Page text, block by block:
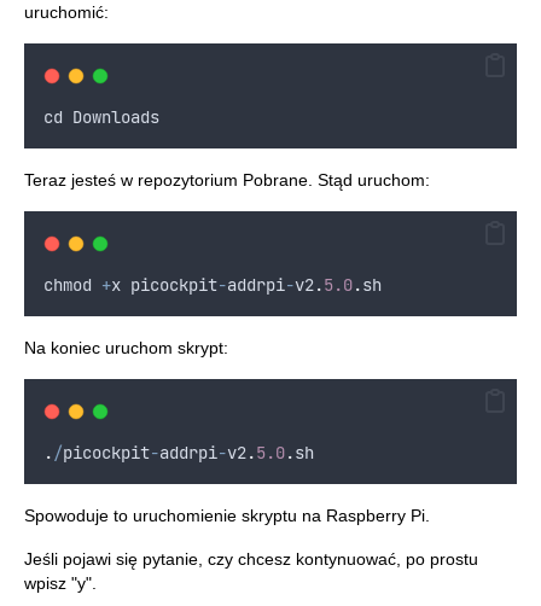
uruchomić:
cd Downloads
Teraz jesteś w repozytorium Pobrane. Stąd uruchom:
chmod +x picockpit-addrpi-v2.5.0.sh
Na koniec uruchom skrypt:
. /picockpit-addrpi-v2.5.0.sh
Spowoduje to uruchomienie skryptu na Raspberry Pi.
Jeśli pojawi się pytanie, czy chcesz kontynuować, po prostu
wpisz "y".